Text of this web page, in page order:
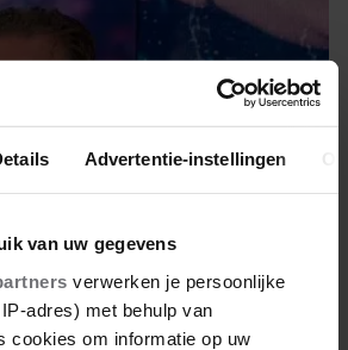
Advertentie-instellingen
van uw gegevens
verwerken je persoonlijke
adres) met behulp van
cookies om informatie op uw